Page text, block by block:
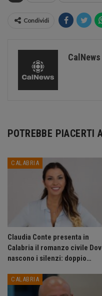
Condividi
CalNews
POTREBBE PIACERTI
CALABRIA
Claudia Conte presenta in
Calabria il romanzo civile
nascono i silenzi: doppio…
CALABRIA